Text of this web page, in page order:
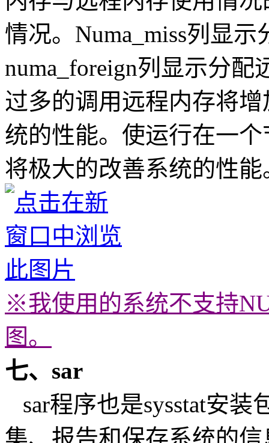
情况。Numa_miss列显
numa_foreign列显示分
过多的调用远程内存将
统的性能。使运行在一
将极大的改善系统的性能
※我使用的系统不支持
图。
七、sar
sar程序也是sysstat安装
集、报告和保存系统的